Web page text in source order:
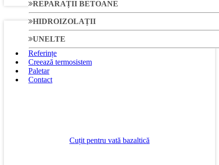
REPARAȚII BETOANE
HIDROIZOLAȚII
UNELTE
Referințe
Creează termosistem
Paletar
Contact
Cuțit pentru vată bazaltică